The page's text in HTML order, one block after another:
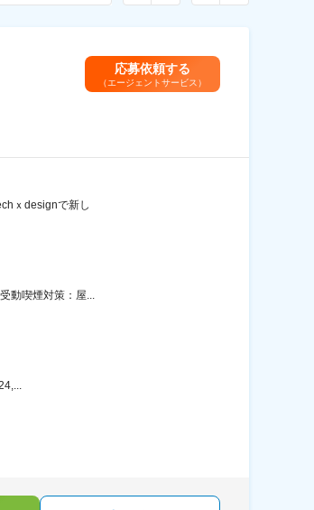
応募依頼する
（エージェントサービス）
ｘdesignで新し
動喫煙対策：屋...